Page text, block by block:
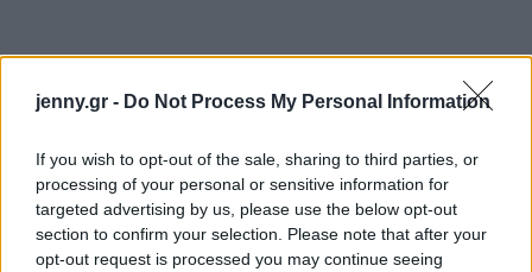
jenny.gr - Do Not Process My Personal Information
If you wish to opt-out of the sale, sharing to third parties, or
processing of your personal or sensitive information for
targeted advertising by us, please use the below opt-out
section to confirm your selection. Please note that after your
opt-out request is processed you may continue seeing